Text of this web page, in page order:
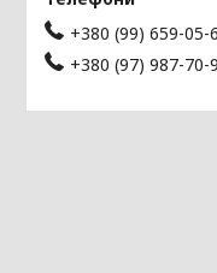
+380 (99) 659-05-
+380 (97) 987-70-